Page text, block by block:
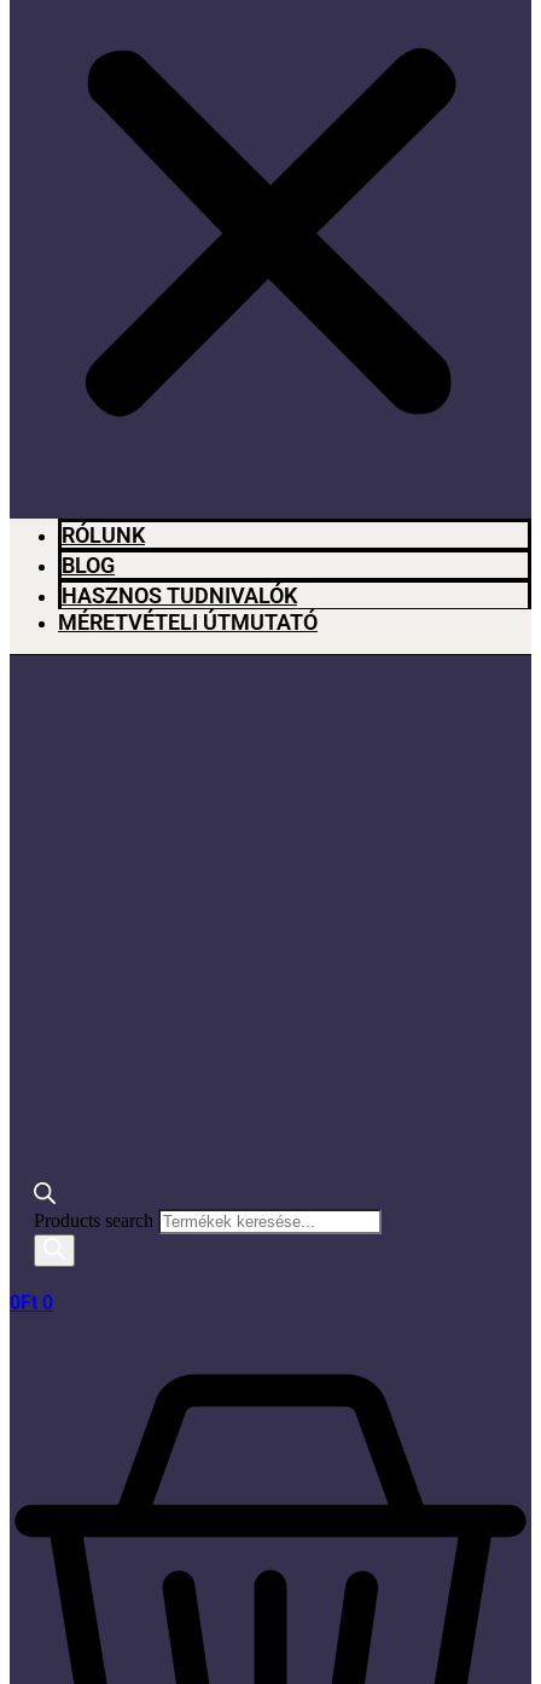
RÓLUNK
BLOG
HASZNOS TUDNIVALÓK
MÉRETVÉTELI ÚTMUTATÓ
Products search
0Ft 0